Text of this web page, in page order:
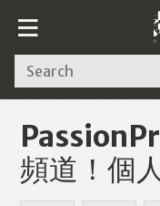
Search
頻道！個